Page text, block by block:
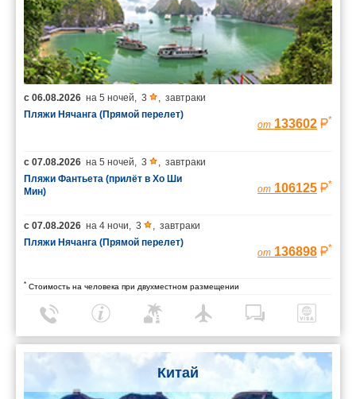
с 06.08.2026 на 5 ночей, 3 , завтраки
Пляжи Нячанга (Прямой перелет)
от 133602 *
с 07.08.2026 на 5 ночей, 3 , завтраки
Пляжи Фантьета (прилёт в Хо Ши
Мин)
от 106125 *
с 07.08.2026 на 4 ночи, 3 , завтраки
Пляжи Нячанга (Прямой перелет)
от 136898 *
* Стоимость на человека при двухместном размещении
Китай